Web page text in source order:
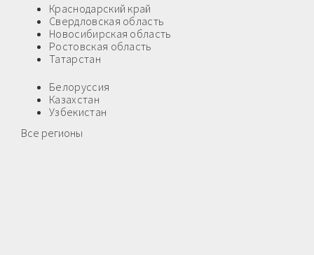
Краснодарский край
Свердловская область
Новосибирская область
Ростовская область
Татарстан
Белоруссия
Казахстан
Узбекистан
Все регионы